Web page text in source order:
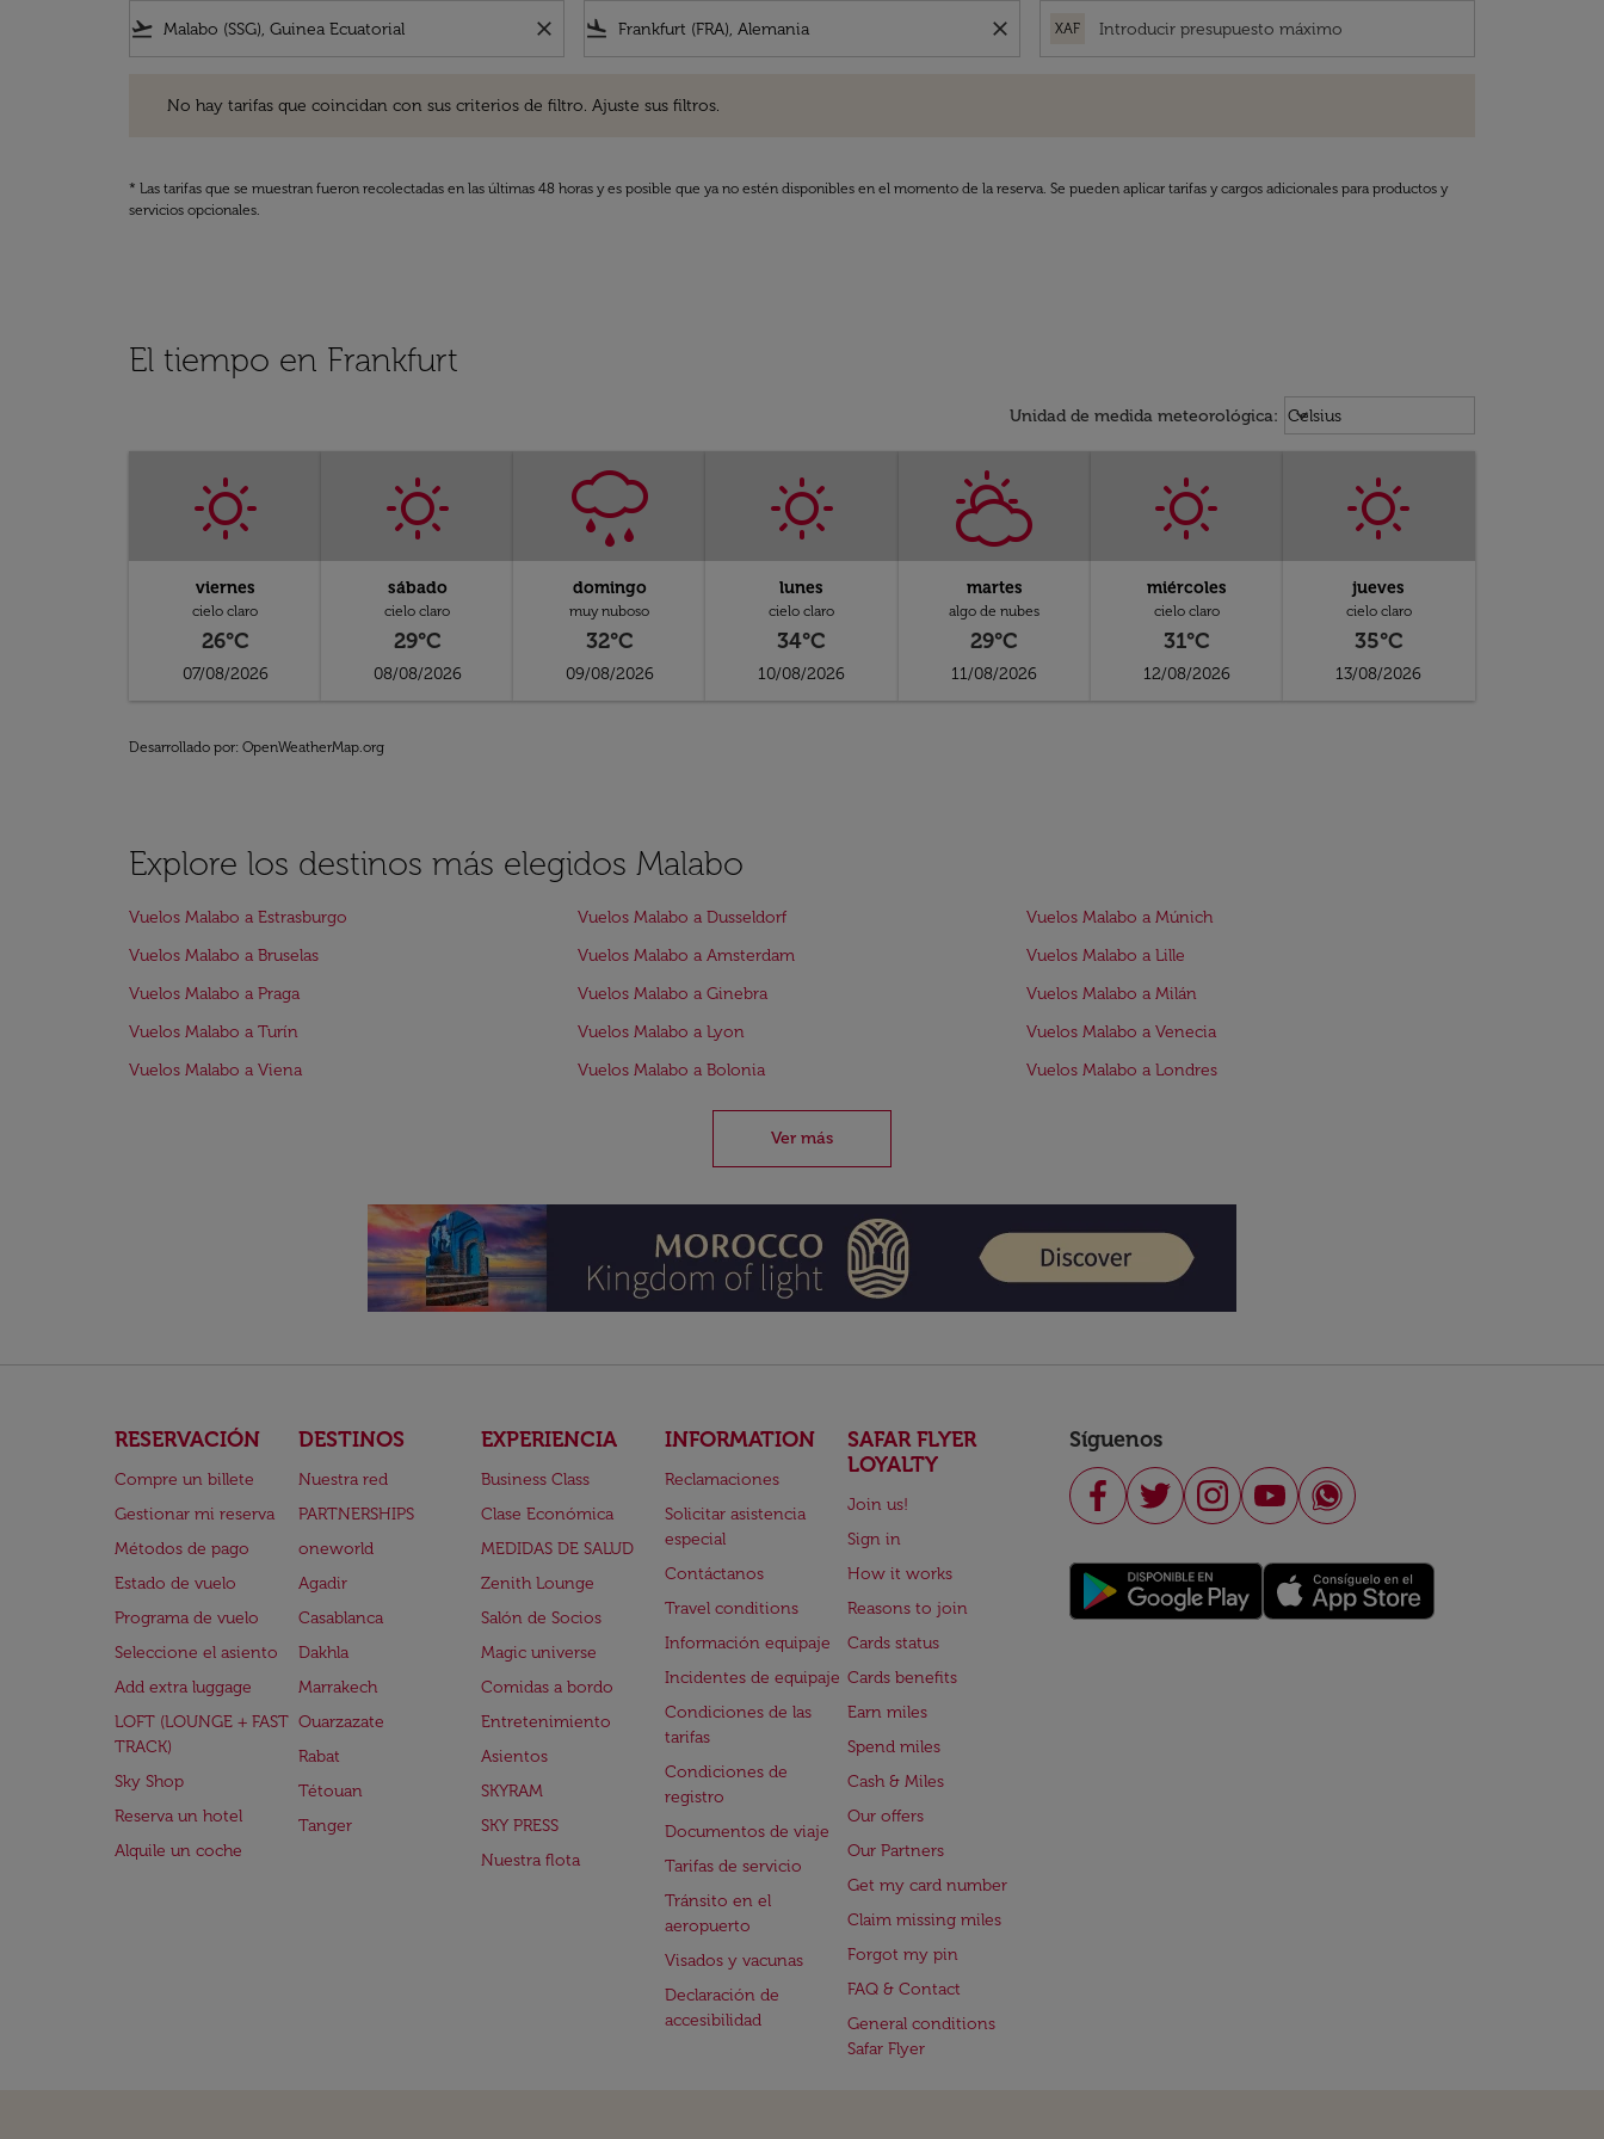
flight_takeoff close flight_land close XAF
No hay tarifas que coincidan con sus criterios de filtro. Ajuste sus filtros.
* Las tarifas que se muestran fueron recolectadas en las últimas 48 horas y es posible que ya no estén disponibles en el momento de la reserva. Se pueden aplicar tarifas y cargos adicionales para productos y
servicios opcionales.
El tiempo en Frankfurt
Unidad de medida meteorológica: Weather unit option Celsius
Celsius
keyboard_arrow_down
viernes
cielo claro
26°C
07/08/2026
sábado
cielo claro
29°C
08/08/2026
domingo
muy nuboso
32°C
09/08/2026
lunes
cielo claro
34°C
10/08/2026
martes
algo de nubes
29°C
11/08/2026
miércoles
cielo claro
31°C
12/08/2026
jueves
cielo claro
35°C
13/08/2026
Desarrollado por: OpenWeatherMap.org
Explore los destinos más elegidos Malabo
Vuelos Malabo a Estrasburgo Vuelos Malabo a Dusseldorf
Vuelos Malabo a Múnich
Vuelos Malabo a Bruselas
Vuelos Malabo a Amsterdam
Vuelos Malabo a Lille
Vuelos Malabo a Praga
Vuelos Malabo a Ginebra
Vuelos Malabo a Milán
Vuelos Malabo a Turín
Vuelos Malabo a Lyon
Vuelos Malabo a Venecia
Vuelos Malabo a Viena
Vuelos Malabo a Bolonia Vuelos Malabo a Londres
Ver más
RESERVACIÓN
Compre un billete
Gestionar mi reserva
Métodos de pago
Estado de vuelo
Programa de vuelo
Seleccione el asiento
Add extra luggage
LOFT (LOUNGE + FAST
TRACK)
Sky Shop
Reserva un hotel
Alquile un coche
DESTINOS
Nuestra red
PARTNERSHIPS
oneworld
Agadir
Casablanca
Dakhla
Marrakech
Ouarzazate
Rabat
Tétouan
Tanger
EXPERIENCIA
Business Class
Clase Económica
MEDIDAS DE SALUD
Zenith Lounge
Salón de Socios
Magic universe
Comidas a bordo
Entretenimiento
Asientos
SKYRAM
SKY PRESS
Nuestra flota
INFORMATION
Reclamaciones
Solicitar asistencia
especial
Contáctanos
Travel conditions
Información equipaje
Incidentes de equipaje
Condiciones de las
tarifas
Condiciones de
registro
Documentos de viaje
Tarifas de servicio
Tránsito en el
aeropuerto
Visados y vacunas
Declaración de
accesibilidad
SAFAR FLYER
LOYALTY
Join us!
Sign in
How it works
Reasons to join
Cards status
Cards benefits
Earn miles
Spend miles
Cash & Miles
Our offers
Our Partners
Get my card number
Claim missing miles
Forgot my pin
FAQ & Contact
General conditions
Safar Flyer
Síguenos